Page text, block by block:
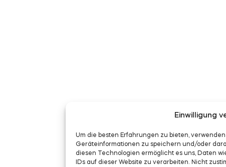
Einwilligung
Um die besten Erfahrungen zu bieten,
Geräteinformationen zu speichern und/oder
diesen Technologien ermöglicht es uns, Daten
IDs auf dieser Website zu verarbeiten. Nicht